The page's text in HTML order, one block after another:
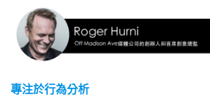
專注於行為分析